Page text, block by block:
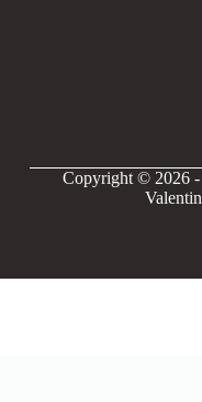
Copyright © 2026 -